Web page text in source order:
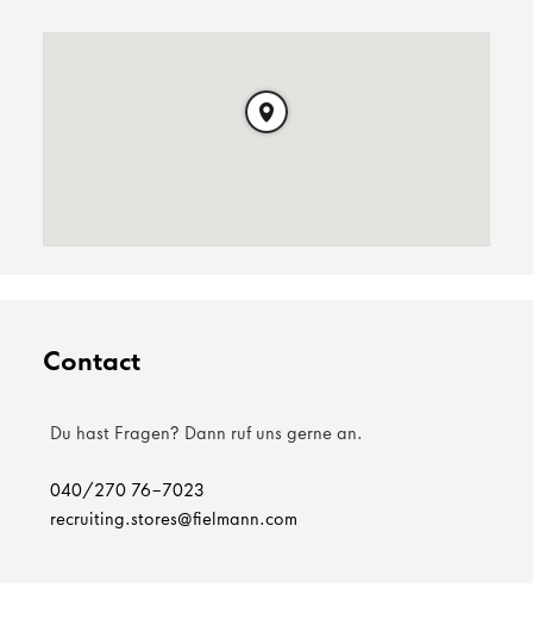
Contact
Du hast Fragen? Dann ruf uns gerne an.
040/270 76-7023
recruiting.stores@fielmann.com